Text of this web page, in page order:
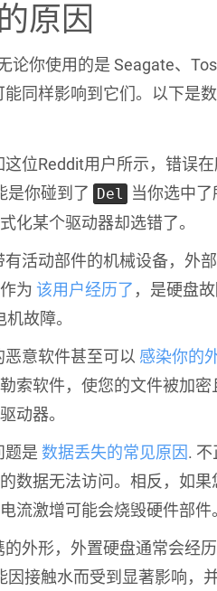
原因
论你使用的是 Seagate、
同样影响到它们。以下是
这位Reddit用户所示，错误
是你碰到了 Del
当你选中
化某个驱动器却选错了。
活动部件的机械设备，外
为 该用户经历了 ，是硬盘
机故障。
意软件甚至可以 感染你的
索软件，使您的文件被加密
动器。
是 数据丢失的常见原因.
数据无法访问。相反，如果
流激增可能会烧毁硬件部件
外形，外置硬盘通常会经
因接触水而受到显著影响，